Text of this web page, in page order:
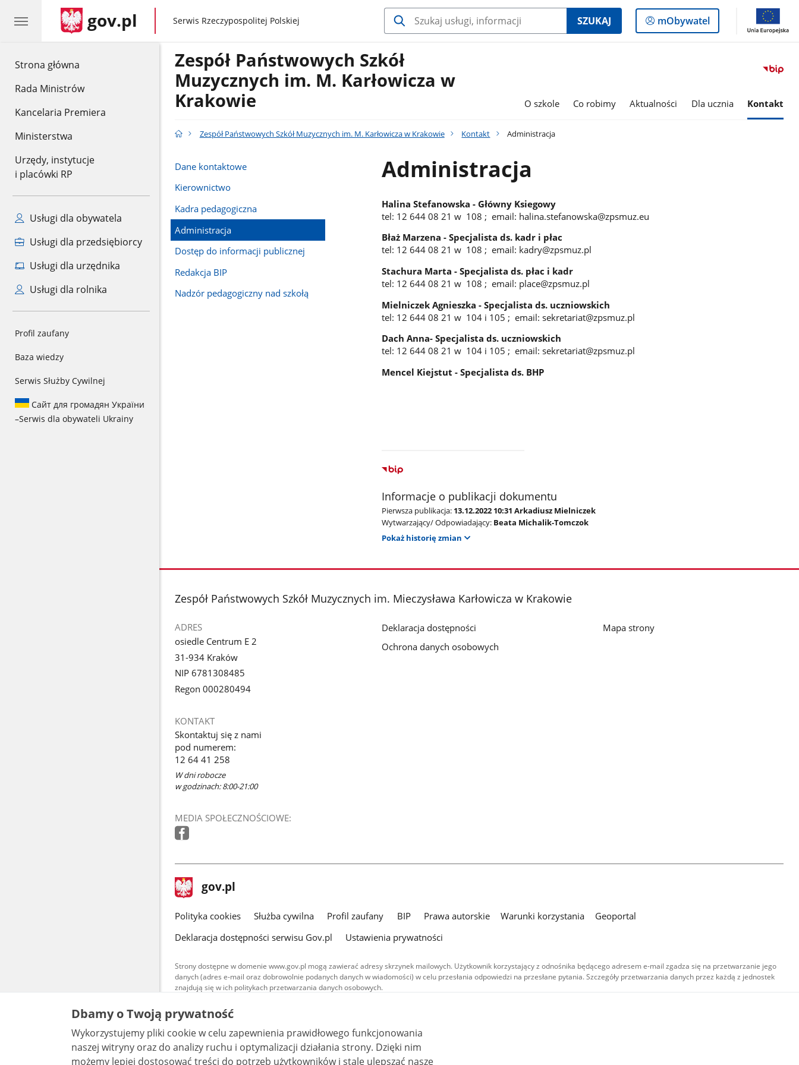
Strona główna
Rada Ministrów
Kancelaria Premiera
Ministerstwa
Urzędy, instytucje
i placówki RP
Usługi dla obywatela
Usługi dla przedsiębiorcy
Usługi dla urzędnika
Usługi dla rolnika
Profil zaufany
Baza wiedzy
Serwis Służby Cywilnej
Сайт для громадян України
–Serwis dla obywateli Ukrainy
gov.pl gov.pl
Serwis Rzeczypospolitej Polskiej SZUKAJ
Logowanie
do
mObywatel
Zespół Państwowych Szkół
Muzycznych im. M. Karłowicza w
Krakowie
O szkole Co robimy Aktualności Dla ucznia Kontakt
Zespół Państwowych Szkół Muzycznych im. M. Karłowicza w Krakowie Kontakt Administracja
Dane kontaktowe
Kierownictwo
Kadra pedagogiczna
Administracja
Dostęp do informacji publicznej
Redakcja BIP
Nadzór pedagogiczny nad szkołą
Administracja
Halina Stefanowska - Główny Ksiegowy
tel: 12 644 08 21 w 108 ; email: halina.stefanowska@zpsmuz.eu
Błaż Marzena - Specjalista ds. kadr i płac
tel: 12 644 08 21 w 108 ; email: kadry@zpsmuz.pl
Stachura Marta - Specjalista ds. płac i kadr
tel: 12 644 08 21 w 108 ; email: place@zpsmuz.pl
Mielniczek Agnieszka - Specjalista ds. uczniowskich
tel: 12 644 08 21 w 104 i 105 ; email: sekretariat@zpsmuz.pl
Dach Anna- Specjalista ds. uczniowskich
tel: 12 644 08 21 w 104 i 105 ; email: sekretariat@zpsmuz.pl
Mencel Kiejstut - Specjalista ds. BHP
Informacje o publikacji dokumentu
Pierwsza publikacja: 13.12.2022 10:31 Arkadiusz Mielniczek
Wytwarzający/ Odpowiadający: Beata Michalik-Tomczok
Pokaż historię zmian
stopka
Zespół Państwowych Szkół Muzycznych im. Mieczysława Karłowicza w Krakowie
ADRES
osiedle Centrum E 2
31-934 Kraków
NIP 6781308485
Regon 000280494
KONTAKT
Skontaktuj się z nami
pod numerem:
12 64 41 258
W dni robocze
w godzinach: 8:00-21:00
MEDIA SPOŁECZNOŚCIOWE:
Deklaracja dostępności
Ochrona danych osobowych
Mapa strony
stopka
gov.pl Strona
gov.pl
gov.pl
Polityka cookies Służba cywilna Profil zaufany BIP Prawa autorskie Warunki korzystania
Geoportal
Deklaracja dostępności serwisu Gov.pl
Ustawienia prywatności
Strony dostępne w domenie www.gov.pl mogą zawierać adresy skrzynek mailowych. Użytkownik korzystający z odnośnika będącego adresem e-mail zgadza się na przetwarzanie jego
danych (adres e-mail oraz dobrowolnie podanych danych w wiadomości) w celu przesłania odpowiedzi na przesłane pytania. Szczegóły przetwarzania danych przez każdą z jednostek
znajdują się w ich politykach przetwarzania danych osobowych.
Treści tekstowe publikowane w serwisie (z wyłączeniem treści audiowizualnych), są
udostępniane na licencji typu Creative Commons: uznanie autorstwa - na tych samych
warunkach 4.0 (CC BY-SA 4.0). Materiały audiowizualne, w tym zdjęcia, materiały audio i wideo,
są udostępniane na licencji typu Creative Commons: uznanie autorstwa użycie niekomercyjne -
bez utworów zależnych 4.0 (CC BY-NC-ND 4.0), o ile nie jest to stwierdzone inaczej.
Dbamy o Twoją prywatność
Wykorzystujemy pliki cookie w celu zapewnienia prawidłowego funkcjonowania
naszej witryny oraz do analizy ruchu i optymalizacji działania strony. Dzięki nim
możemy lepiej dostosować treści do potrzeb użytkowników i stale ulepszać nasze